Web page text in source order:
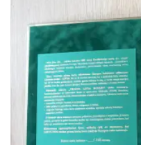
Ignalinos
2026-08-08
Kauno
ir pasaulio
2026-08-07